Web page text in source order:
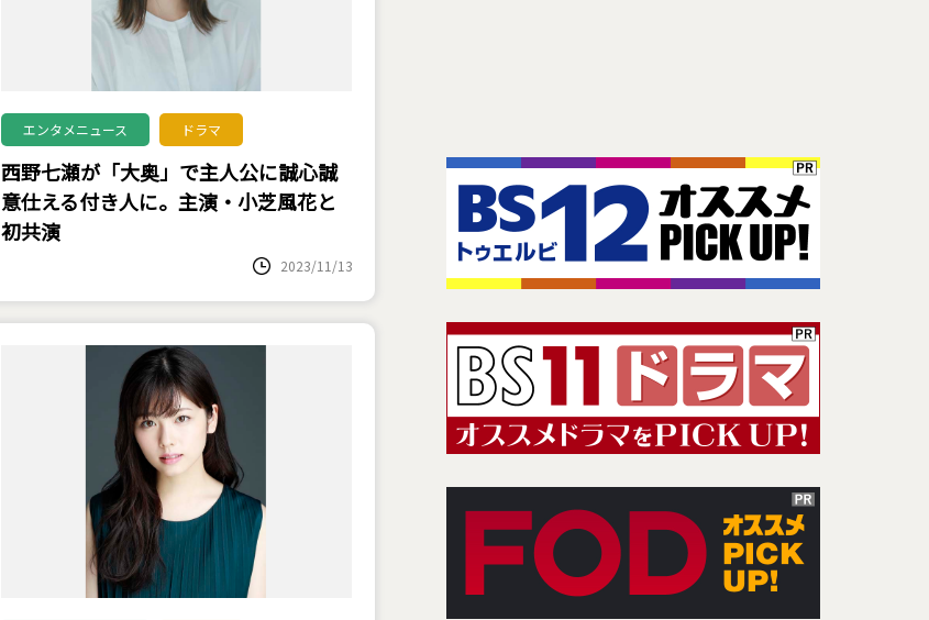
エンタメニュース ドラマ
西野七瀬が「大奥」で主人公に誠心誠
意仕える付き人に。主演・小芝風花と
初共演
2023/11/13